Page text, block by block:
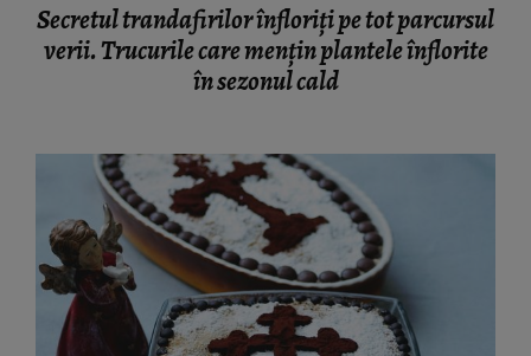
Secretul trandafirilor înfloriți pe tot parcursul
verii. Trucurile care mențin plantele înflorite
în sezonul cald